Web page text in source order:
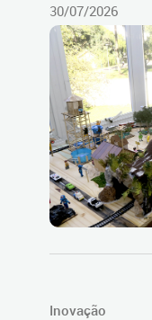
30/07/2026
Inovação